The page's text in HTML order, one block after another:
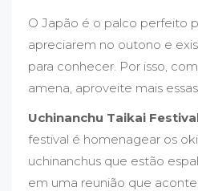
O Japão é o palco perfeito
apreciarem no outono e
para conhecer. Por isso,
amena, aproveite mais
Uchinanchu Taikai
festival é homenagear os
uchinanchus que estão
em uma reunião que